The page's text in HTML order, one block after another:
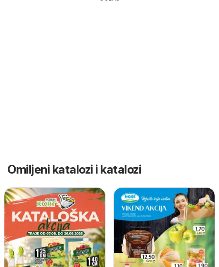
Omiljeni katalozi i katalozi